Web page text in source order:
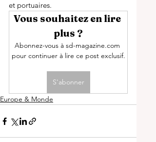
et portuaires.
Vous souhaitez en lire
plus ?
Abonnez-vous à sd-magazine.com
pour continuer à lire ce post exclusif.
S'abonner
Europe & Monde